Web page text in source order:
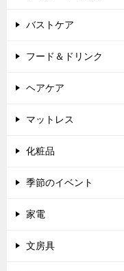
バストケア
フード＆ドリンク
ヘアケア
マットレス
化粧品
季節のイベント
家電
文房具